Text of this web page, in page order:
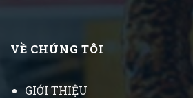
VỀ CHÚNG TÔI
GIỚI THIỆU